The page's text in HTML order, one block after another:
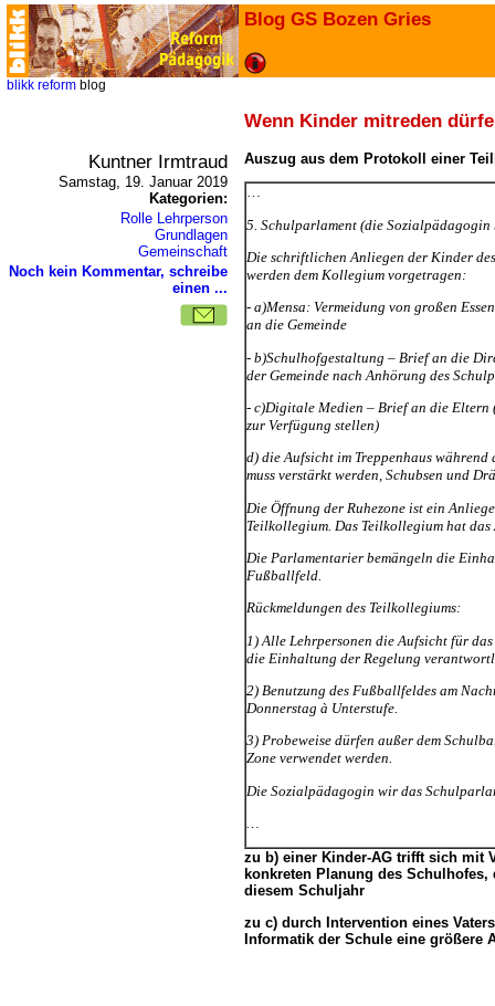
Blog GS Bozen Gries
blikk reform blog
Wenn Kinder mitreden
Kuntner Irmtraud
Samstag, 19. Januar 2019
Kategorien:
Rolle Lehrperson
Grundlagen
Gemeinschaft
Noch kein Kommentar, schreibe
einen ...
Auszug aus dem Protokoll einer
5. Schulparlament (die Sozialpädagogin
Die schriftlichen Anliegen der Kinder
werden dem Kollegium vorgetragen:
- a)Mensa: Vermeidung von großen
an die Gemeinde
- b)Schulhofgestaltung – Brief an die
der Gemeinde nach Anhörung des
- c)Digitale Medien – Brief an die Eltern
zur Verfügung stellen)
d) die Aufsicht im Treppenhaus
muss verstärkt werden, Schubsen und
Die Öffnung der Ruhezone ist ein
Teilkollegium. Das Teilkollegium hat
Die Parlamentarier bemängeln die
Fußballfeld.
Rückmeldungen des Teilkollegiums:
1) Alle Lehrpersonen die Aufsicht für
die Einhaltung der Regelung
2) Benutzung des Fußballfeldes am
Donnerstag à Unterstufe.
3) Probeweise dürfen außer dem
Zone verwendet werden.
Die Sozialpädagogin wir das
zu b) einer Kinder-AG trifft sich mit
konkreten Planung des
diesem Schuljahr
zu c) durch Intervention eines
Informatik der Schule eine größere